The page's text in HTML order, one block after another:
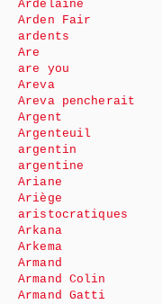
Ardelaine
Arden Fair
ardents
Are
are you
Areva
Areva pencherait
Argent
Argenteuil
argentin
argentine
Ariane
Ariège
aristocratiques
Arkana
Arkema
Armand
Armand Colin
Armand Gatti